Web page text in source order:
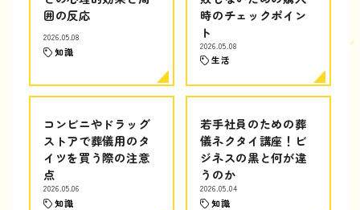
囲の反応
2026.05.08
知識
時のチェックポイン
ト
2026.05.08
生活
コンビニやドラッグ
ストアで葬儀用のタ
イツを買う際の注意
点
2026.05.06
知識
若手社員のための葬
儀ネクタイ講座！ビ
ジネスの黒と何が違
うのか
2026.05.04
知識